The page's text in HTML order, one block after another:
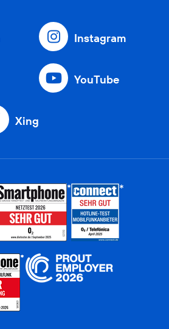
Instagram
YouTube
Xing